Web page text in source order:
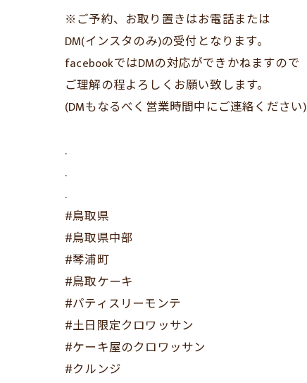
※ご予約、お取り置きはお電話または
DM(インスタのみ)の受付となります。
facebookではDMの対応ができかねますので
ご理解の程よろしくお願い致します。
(DMもなるべく営業時間中にご連絡ください)
.
.
.
#鳥取県
#鳥取県中部
#琴浦町
#鳥取ケーキ
#パティスリーモンテ
#土日限定クロワッサン
#ケーキ屋のクロワッサン
#クルンジ